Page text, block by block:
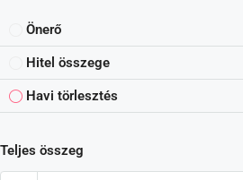
Önerő
Hitel összege
Havi törlesztés
Teljes összeg